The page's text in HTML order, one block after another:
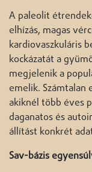
A paleolit
elhízás, magas
kardiovaszkuláris
kockázatát a
megjelenik a
emelik. Számtalan
akiknél több éves
daganatos és
állítást konkrét
Sav-bázis